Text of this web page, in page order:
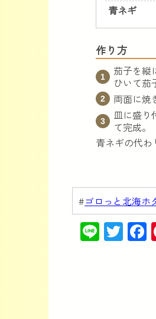
青ネギ
作り方
茄子を縦
ひいて茄
両面に焼
皿に盛り
て完成。
青ネギの代
#ゴロっと北海ホ
Line